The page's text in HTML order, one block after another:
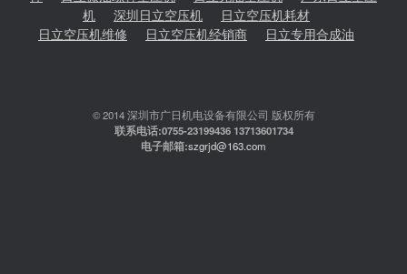
机
深圳日立空压机
日立空压机耗材
日立空压机维修
日立空压机经销商 日立专用合成油
© 2014 深圳市广日机电设备有限公司 版权所有
联系电话:0755-23199436 13713601734
电子邮箱:szgrjd@163.com